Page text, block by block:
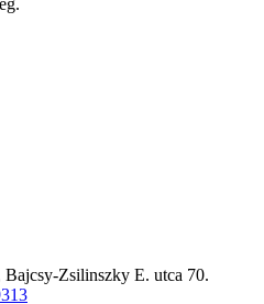
Bajcsy-Zsilinszky E. utca 70.